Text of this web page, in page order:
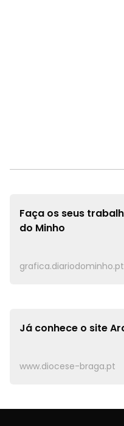
Faça os seus
do Minho
grafica.diariodominho.pt
Já conhece o site
www.diocese-braga.pt